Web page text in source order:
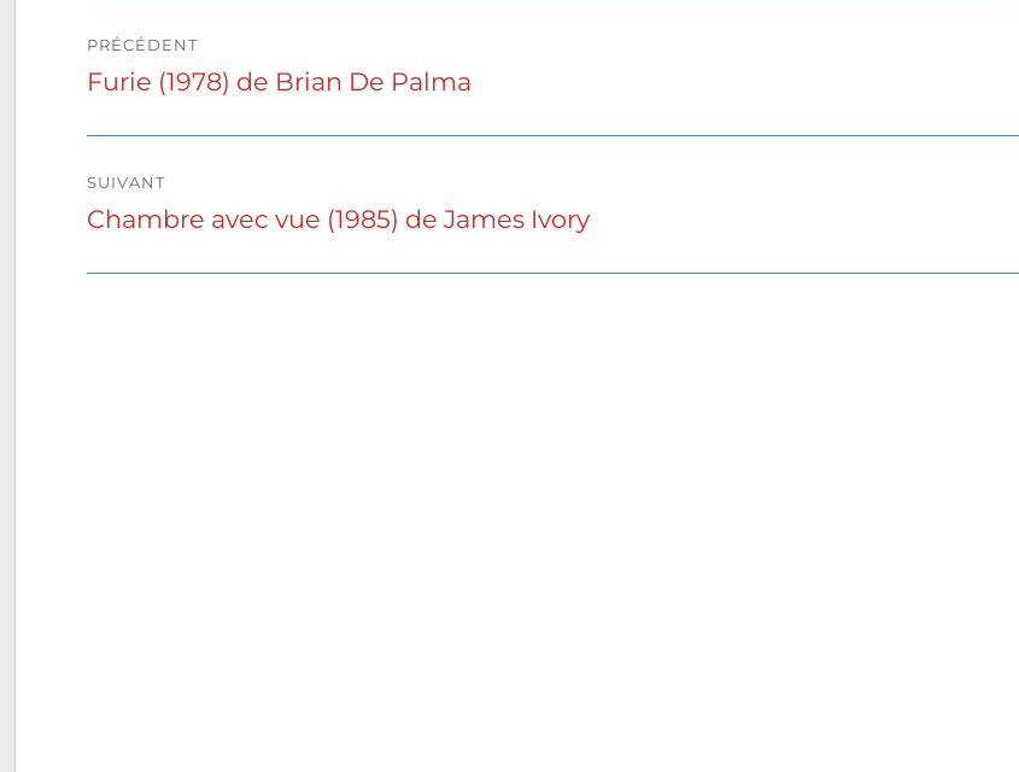
de
PRÉCÉDENT
Publication
Furie (1978) de Brian De Palma
SUIVANT
Publication
Chambre avec vue (1985) de James Ivory